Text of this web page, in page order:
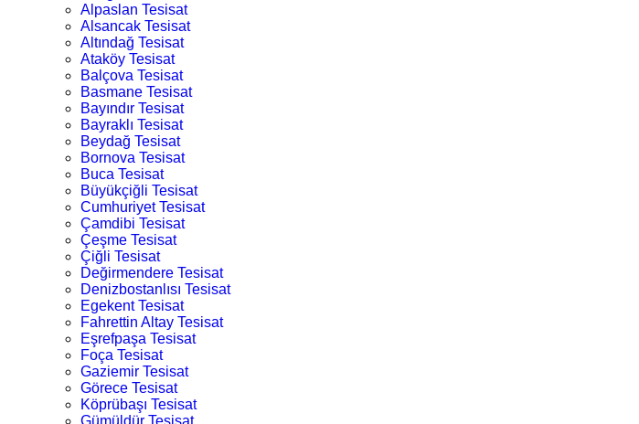
Alpaslan Tesisat
Alsancak Tesisat
Altındağ Tesisat
Ataköy Tesisat
Balçova Tesisat
Basmane Tesisat
Bayındır Tesisat
Bayraklı Tesisat
Beydağ Tesisat
Bornova Tesisat
Buca Tesisat
Büyükçiğli Tesisat
Cumhuriyet Tesisat
Çamdibi Tesisat
Çeşme Tesisat
Çiğli Tesisat
Değirmendere Tesisat
Denizbostanlısı Tesisat
Egekent Tesisat
Fahrettin Altay Tesisat
Eşrefpaşa Tesisat
Foça Tesisat
Gaziemir Tesisat
Görece Tesisat
Köprübaşı Tesisat
Gümüldür Tesisat